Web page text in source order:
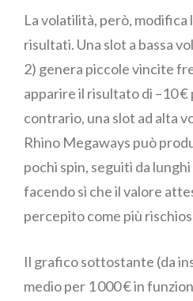
La volatilità, però, modifica
risultati. Una slot a bassa
2) genera piccole vincite
apparire il risultato di –10 €
contrario, una slot ad alta
Rhino Megaways può
pochi spin, seguiti da
facendo sì che il valore
percepito come più
Il grafico sottostante (da
medio per 1 000 € in